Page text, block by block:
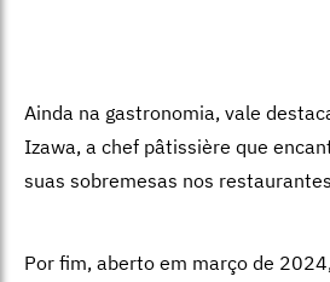
Ainda na gastronomia, vale
Izawa, a chef pâtissière que
suas sobremesas nos
Por fim, aberto em março de